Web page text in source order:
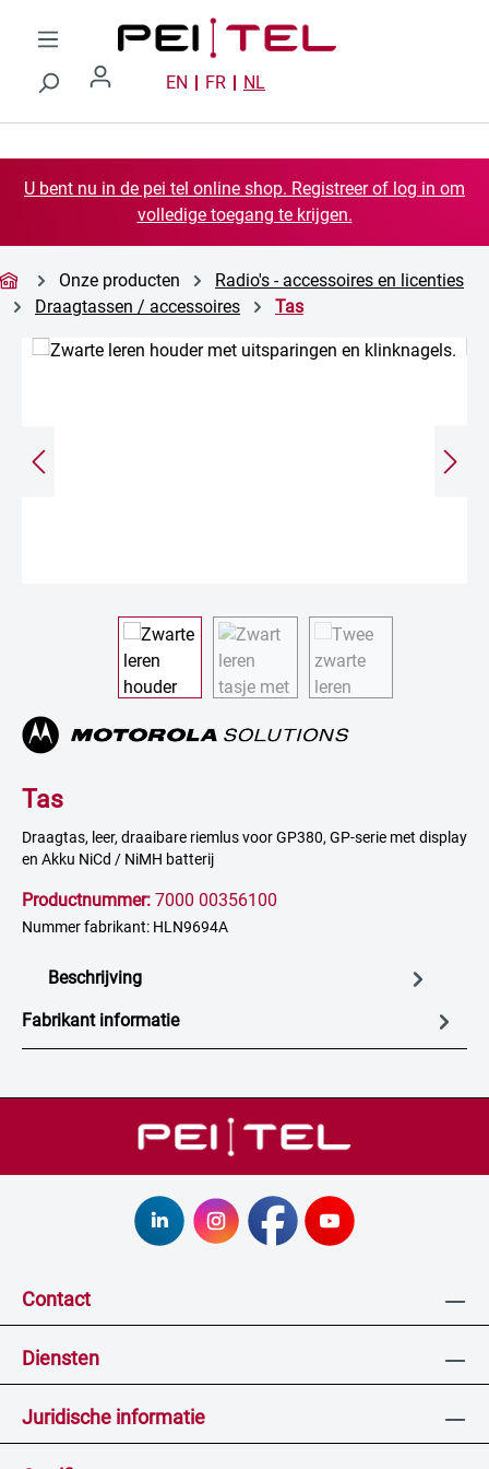
Ga naar de hoofdinhoud
EN FR NL
U bent nu in de pei tel online shop. Registreer of log in om
volledige toegang te krijgen.
Onze producten
Radio's - accessoires en licenties
Draagtassen / accessoires
Tas
Afbeeldingengalerij overslaan
Tas
Draagtas, leer, draaibare riemlus voor GP380, GP-serie met display
en Akku NiCd / NiMH batterij
Productnummer: 7000 00356100
Nummer fabrikant: HLN9694A
Beschrijving
Fabrikant informatie
Contact
Diensten
Juridische informatie